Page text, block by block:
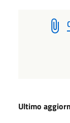
Ultimo